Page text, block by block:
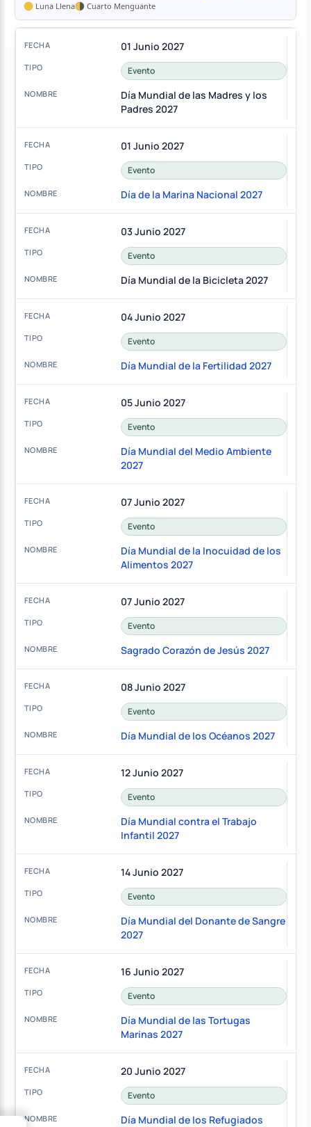
Luna Llena
Cuarto Menguante
01 Junio 2027
Evento
Día Mundial de las Madres y los
Padres 2027
01 Junio 2027
Evento
Día de la Marina Nacional 2027
03 Junio 2027
Evento
Día Mundial de la Bicicleta 2027
04 Junio 2027
Evento
Día Mundial de la Fertilidad 2027
05 Junio 2027
Evento
Día Mundial del Medio Ambiente
2027
07 Junio 2027
Evento
Día Mundial de la Inocuidad de los
Alimentos 2027
07 Junio 2027
Evento
Sagrado Corazón de Jesús 2027
08 Junio 2027
Evento
Día Mundial de los Océanos 2027
12 Junio 2027
Evento
Día Mundial contra el Trabajo
Infantil 2027
14 Junio 2027
Evento
Día Mundial del Donante de Sangre
2027
16 Junio 2027
Evento
Día Mundial de las Tortugas
Marinas 2027
20 Junio 2027
Evento
Día Mundial de los Refugiados